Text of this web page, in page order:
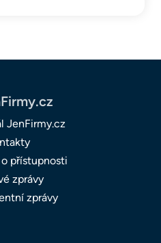
JenFirmy.cz
přístupnosti
zprávy
zprávy